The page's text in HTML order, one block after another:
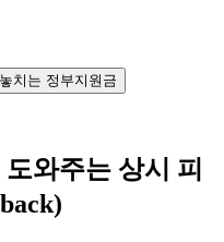
치는 정부지원금
와주는 상시 피